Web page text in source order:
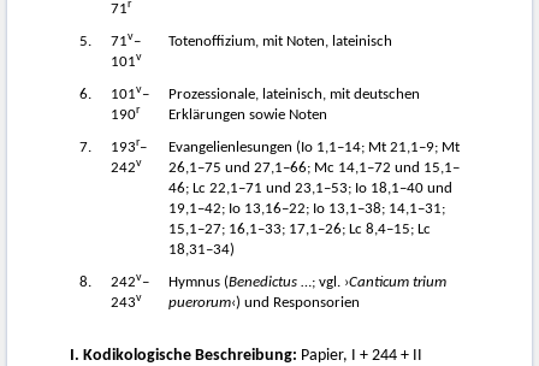
71r
5. 71v–
101v
Totenoffizium, mit Noten, lateinisch
6. 101v–
190r
Prozessionale, lateinisch, mit deutschen
Erklärungen sowie Noten
7. 193r–
242v
Evangelienlesungen (Io 1,1–14; Mt 21,1–9; Mt
26,1–75 und 27,1–66; Mc 14,1–72 und 15,1–
46; Lc 22,1–71 und 23,1–53; Io 18,1–40 und
19,1–42; Io 13,16–22; Io 13,1–38; 14,1–31;
15,1–27; 16,1–33; 17,1–26; Lc 8,4–15; Lc
18,31–34)
8. 242v–
243v
Hymnus (Benedictus …; vgl. ›Canticum trium
puerorum‹) und Responsorien
I. Kodikologische Beschreibung: Papier, I + 244 + II